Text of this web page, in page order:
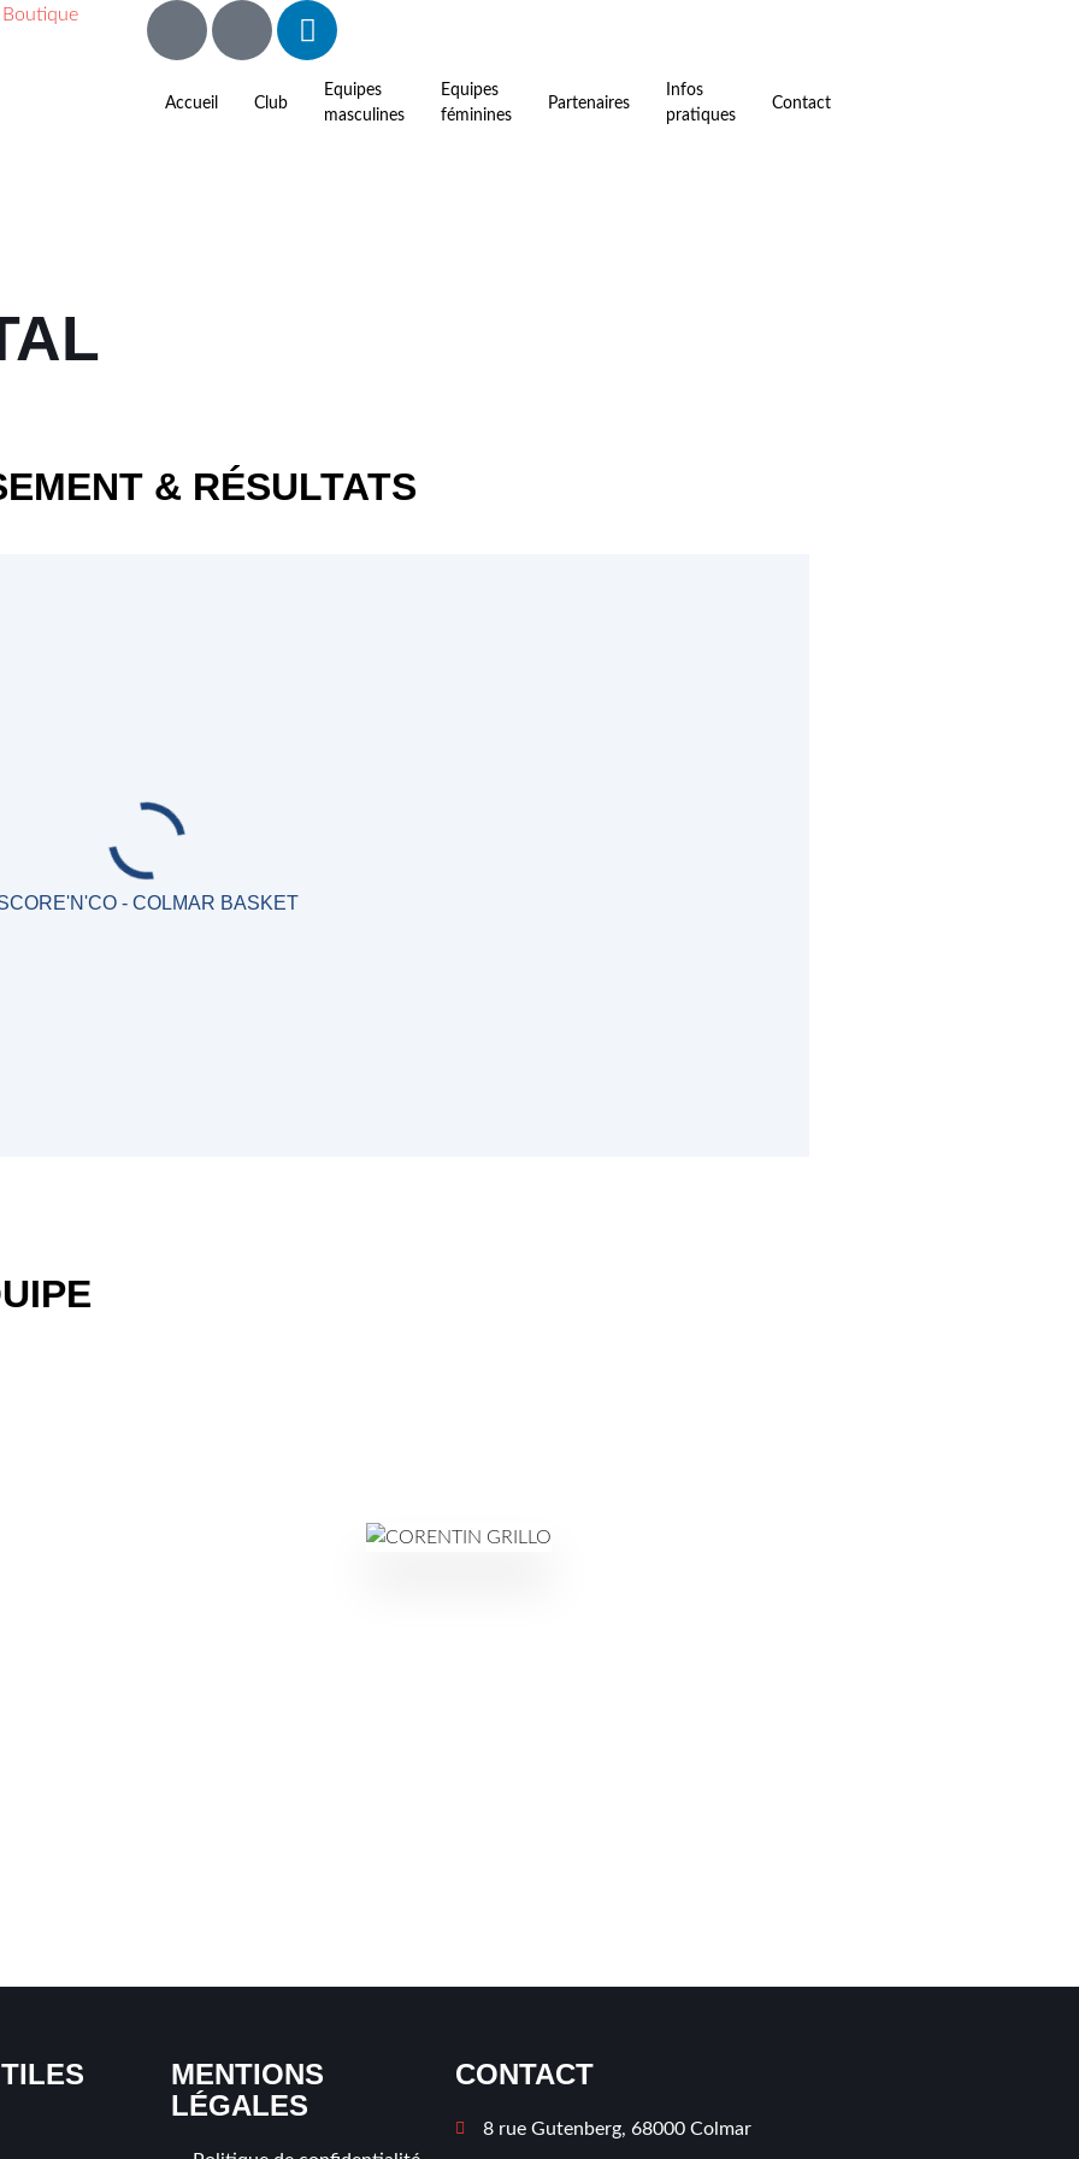
Boutique
Accueil Club
Equipes
masculines
Equipes
féminines
Partenaires
Infos
pratiques
Contact
& RÉSULTATS
- COLMAR BASKET
MENTIONS
LÉGALES
CONTACT
8 rue Gutenberg, 68000 Colmar